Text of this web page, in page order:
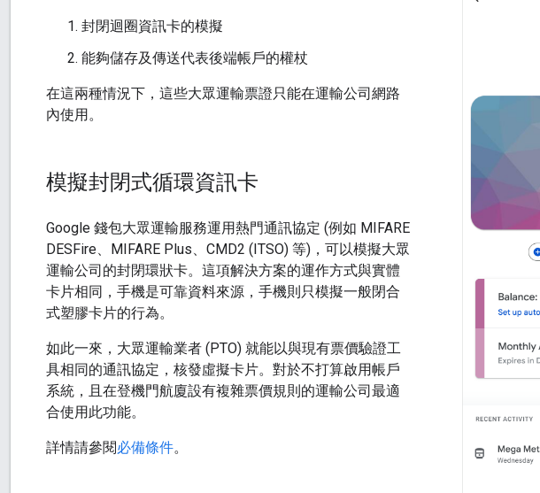
封閉迴圈資訊卡的模擬
能夠儲存及傳送代表後端帳戶的權杖
在這兩種情況下，這些大眾運輸票證只能在運輸公司網路
內使用。
模擬封閉式循環資訊卡
Google 錢包大眾運輸服務運用熱門通訊協定 (例如 MIFARE
DESFire、MIFARE Plus、CMD2 (ITSO) 等)，可以模擬大眾
運輸公司的封閉環狀卡。這項解決方案的運作方式與實體
卡片相同，手機是可靠資料來源，手機則只模擬一般閉合
式塑膠卡片的行為。
如此一來，大眾運輸業者 (PTO) 就能以與現有票價驗證工
具相同的通訊協定，核發虛擬卡片。對於不打算啟用帳戶
系統，且在登機門航廈設有複雜票價規則的運輸公司最適
合使用此功能。
詳情請參閱必備條件。